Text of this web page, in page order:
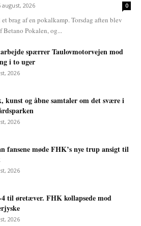
august, 2026 0
brag af en pokalkamp. Torsdag aften blev
Pokalen, og...
spærrer Taulovmotorvejen mod
i to uger
2026
kunst og åbne samtaler om det svære i
2026
fansene møde FHK’s nye trup ansigt til
2026
til øretæver. FHK kollapsede mod
2026